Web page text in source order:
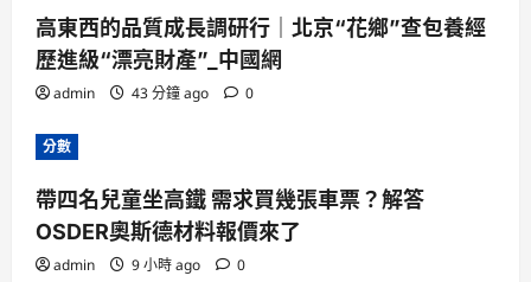
高東西的品質成長調研行｜北京“花鄉”查包養經
歷進級“漂亮財產”_中國網
admin 43 分鐘 ago 0
分數
帶四名兒童坐高鐵 需求買幾張車票？解答
OSDER奧斯德材料報價來了
admin 9 小時 ago 0